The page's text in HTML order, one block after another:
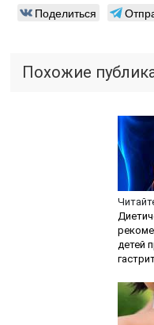
Поделиться
Похожие
детей